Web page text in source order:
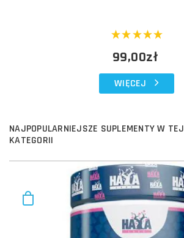
99,00zł
WIĘCEJ
NAJPOPULARNIEJSZE SUPLEMENTY W TEJ
KATEGORII